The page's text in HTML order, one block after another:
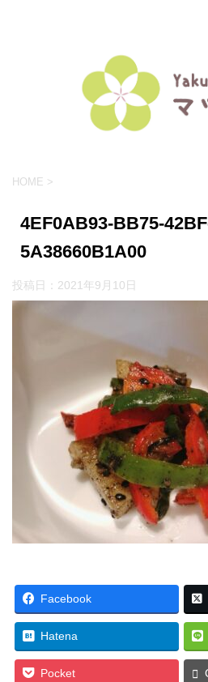
HOME >
4EF0AB93-BB75-
5A38660B1A00
投稿日： 2021年9月10日
Facebook
Hatena
Pocket